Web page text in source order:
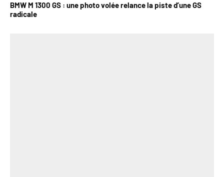
BMW M 1300 GS : une photo volée relance la piste d’une GS
radicale